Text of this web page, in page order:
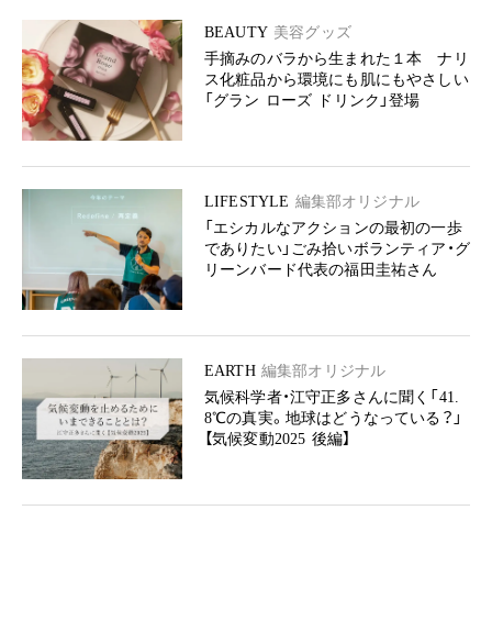
BEAUTY 美容グッズ
手摘みのバラから生まれた１本 ナリ
ス化粧品から環境にも肌にもやさしい
「グラン ローズ ドリンク」登場
LIFESTYLE 編集部オリジナル
「エシカルなアクションの最初の一歩
でありたい」ごみ拾いボランティア・グ
リーンバード代表の福田圭祐さん
EARTH 編集部オリジナル
気候科学者・江守正多さんに聞く「41.
8℃の真実。地球はどうなっている？」
【気候変動2025 後編】